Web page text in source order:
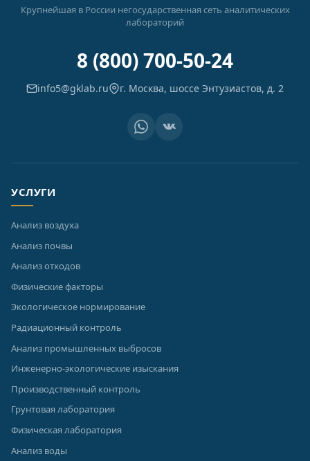
Крупнейшая в России негосударственная сеть аналитических
лабораторий
8 (800) 700-50-24
info5@gklab.ru г. Москва, шоссе Энтузиастов, д. 2
УСЛУГИ
Анализ воздуха
Анализ почвы
Анализ отходов
Физические факторы
Экологическое нормирование
Радиационный контроль
Анализ промышленных выбросов
Инженерно-экологические изыскания
Производственный контроль
Грунтовая лаборатория
Физическая лаборатория
Анализ воды